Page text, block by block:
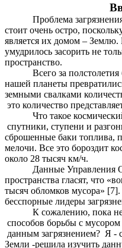
Проблема
стоит очень остро,
является их домом – Землю.
умудрилось засорить не
пространство.
Всего за
нашей планеты
земными свалками
это количество
Что такое
спутники, ступени и
сброшенные баки топлива,
мелочи. Все это бороздит
около 28 тысяч км/ч.
Данные Управления
пространства гласят, что
тысяч обломков мусора»
бесспорные лидеры
К сожалению, пока
способов борьбы с
данным загрязнением? Я -
Земли -решила изучить